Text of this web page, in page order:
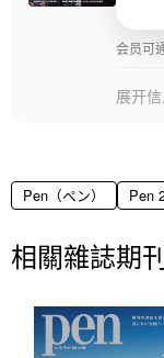
会员可
展开
Pen（ペン） Pen
相關雜誌期